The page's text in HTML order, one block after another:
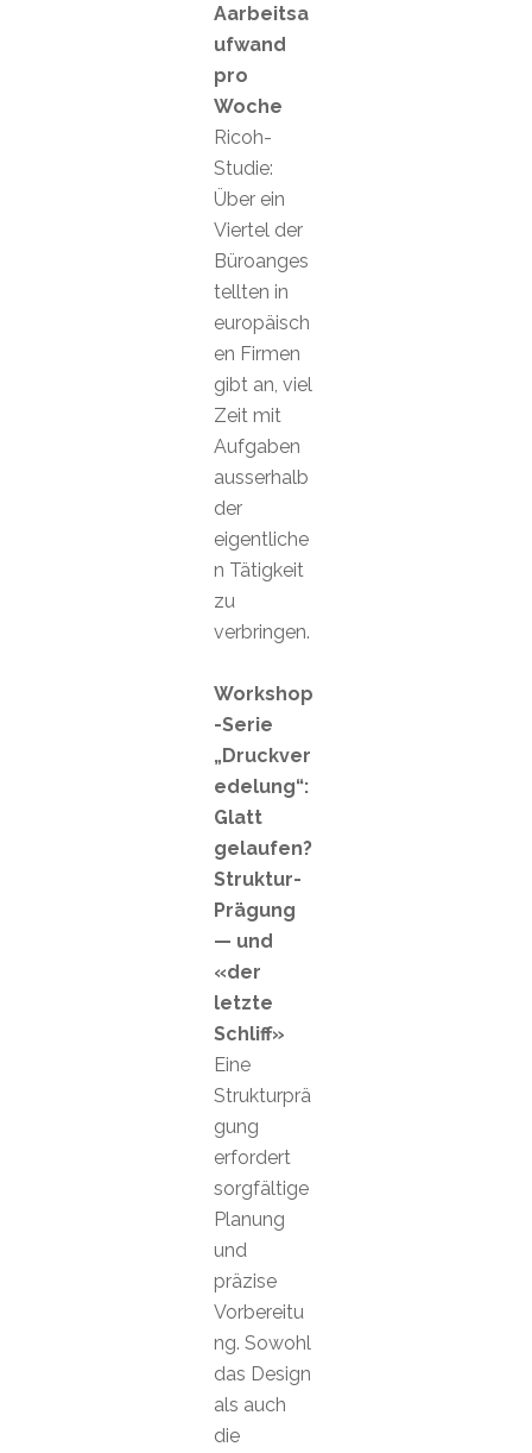
Aarbeitsa
ufwand
pro
Woche
Ricoh-
Studie:
Über ein
Viertel der
Büroanges
tellten in
europäisch
en Firmen
gibt an, viel
Zeit mit
Aufgaben
ausserhalb
der
eigentliche
n Tätigkeit
zu
verbringen.
Workshop
-Serie
„Druckver
edelung“:
Glatt
gelaufen?
Struktur-
Prägung
— und
«der
letzte
Schliff»
Eine
Strukturprä
gung
erfordert
sorgfältige
Planung
und
präzise
Vorbereitu
ng. Sowohl
das Design
als auch
die